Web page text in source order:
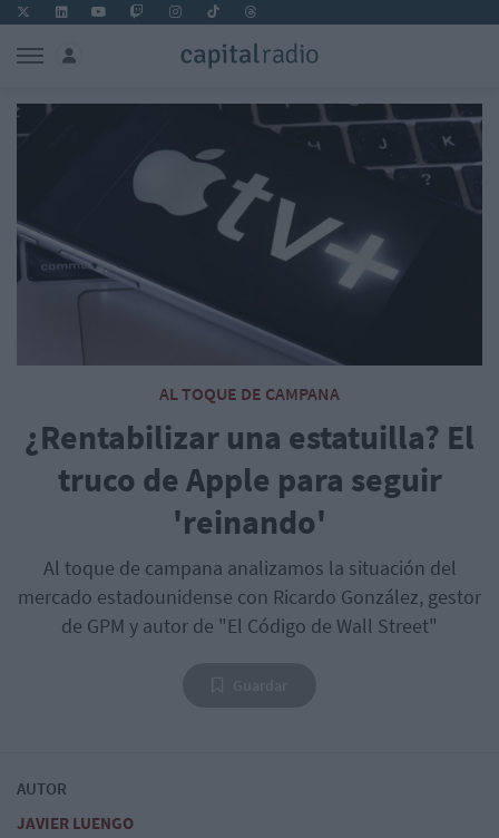
AL TOQUE DE CAMPANA
¿Rentabilizar una estatuilla? El
truco de Apple para seguir
'reinando'
Al toque de campana analizamos la situación del
mercado estadounidense con Ricardo González, gestor
de GPM y autor de "El Código de Wall Street"
AUTOR
JAVIER LUENGO